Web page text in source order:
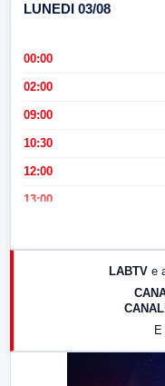
LUNEDI 03/08
00:00
02:00
09:00
10:30
12:00
13:00
LABTV e